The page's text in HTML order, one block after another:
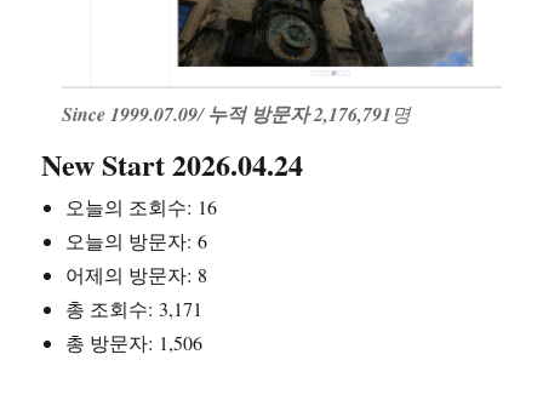
Since 1999.07.09/누적 방문자 2,176,791명
New Start 2026.04.24
오늘의 조회수: 16
오늘의 방문자:6
어제의 방문자: 8
총 조회수: 3,171
총 방문자: 1,506